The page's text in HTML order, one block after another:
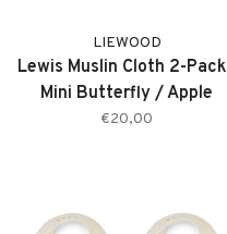
LIEWOOD
Lewis Muslin Cloth 2-Pack |
Mini Butterfly / Apple
Blossom Mix
€20,00